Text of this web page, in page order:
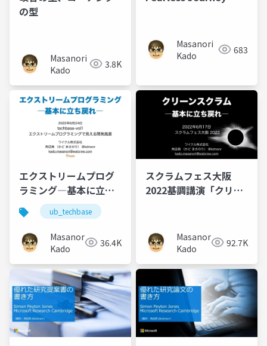
の型
Masanori
Kado
3.8K
Masanori
Kado
683
エクストリームプログ
ラミング―基本に立ち
戻れ―ub_techbase
Masanori
Kado
36.4K
スクラムフェス大阪
2022基調講演「クリー
Masanori
Kado
92.7K